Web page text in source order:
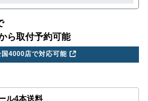
ら取付予約可能
国4000店で対応可能
ル4本送料